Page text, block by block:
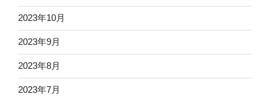
2023年10月
2023年9月
2023年8月
2023年7月